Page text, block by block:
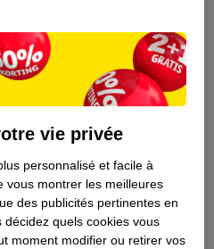
vie privée
personnalisé et facile à
vous montrer les meilleures
des publicités pertinentes en
décidez quels cookies vous
moment modifier ou retirer vos